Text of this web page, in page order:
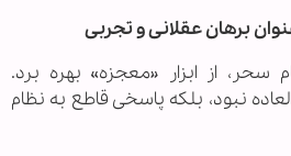
سحر، از ابزار «معجزه» بهره برد.
نبود، بلکه پاسخی قاطع به نظام